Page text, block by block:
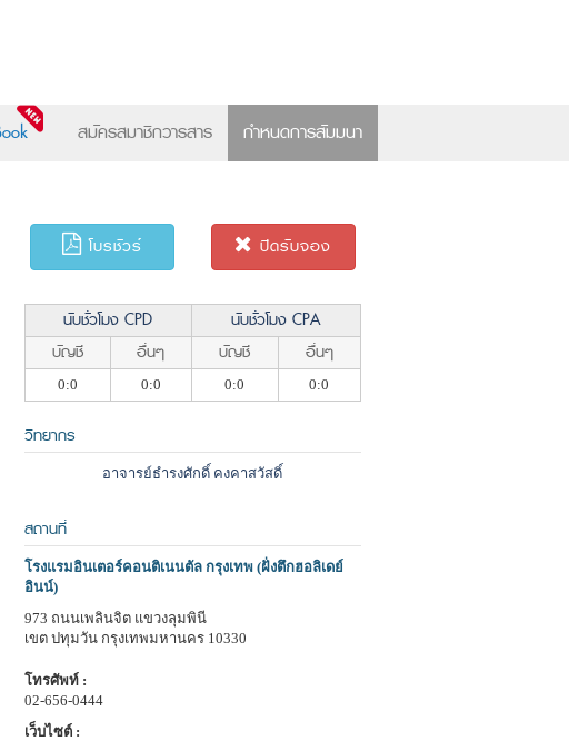
สมัครสมาชิกวารสาร กำหนดการสัมมนา
โบรชัวร์ ปิดรับจอง
นับชั่วโมง CPD
นับชั่วโมง CPA
บัญชี
อื่นๆ บัญชี อื่นๆ
0:0 0:0 0:0 0:0
วิทยากร
อาจารย์ธำรงศักดิ์ คงคาสวัสดิ์
สถานที่
โรงแรมอินเตอร์คอนติเนนตัล กรุงเทพ (ฝั่งตึกฮอลิเดย์
อินน์)
973 ถนนเพลินจิต แขวงลุมพินี
เขต ปทุมวัน กรุงเทพมหานคร 10330
โทรศัพท์ :
02-656-0444
เว็บไซต์ :